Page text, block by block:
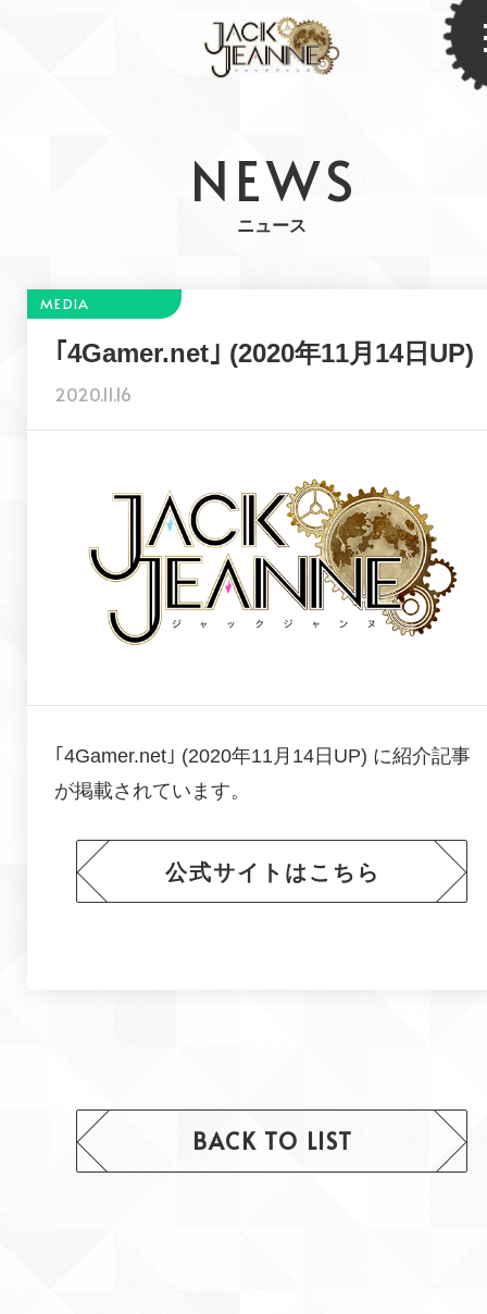
NEWS
ニュース
｢4Gamer.net｣ (2020年11月14日UP)
2020.11.16
｢4Gamer.net｣ (2020年11月14日UP) に紹介記事
が掲載されています。
公式サイトはこちら
BACK TO LIST